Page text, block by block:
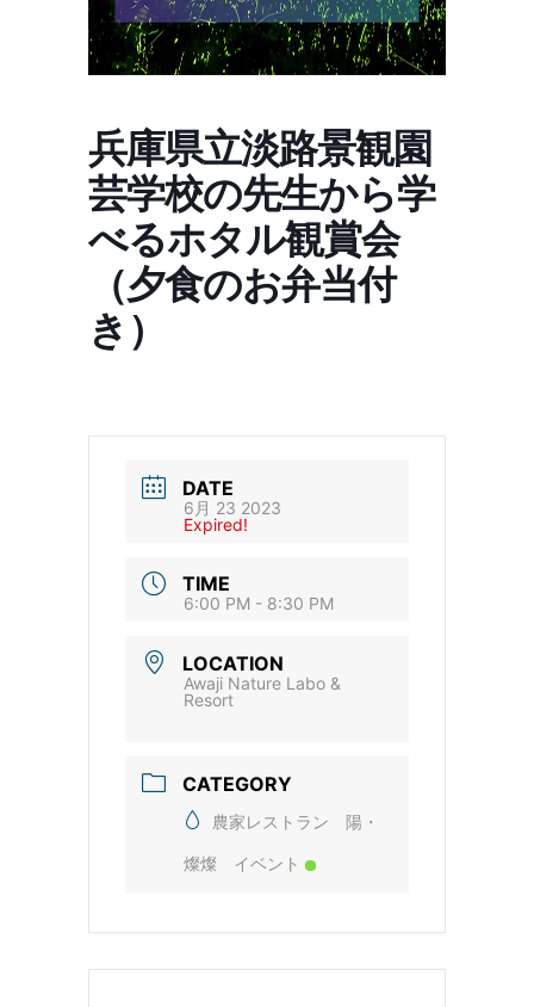
兵庫県立淡路景観園
芸学校の先生から学
べるホタル観賞会
（夕食のお弁当付
き）
DATE
6月 23 2023
Expired!
TIME
6:00 PM - 8:30 PM
LOCATION
Awaji Nature Labo &
Resort
CATEGORY
農家レストラン 陽・
燦燦 イベント